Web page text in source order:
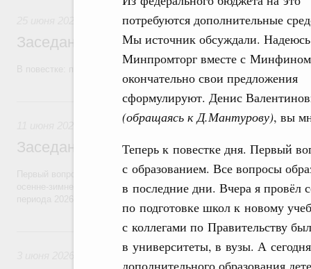
потребуются дополнительные
Мы источник обсуждали.
Минпромторг вместе с Минфином
окончательно свои предложения
сформулируют. Денис
(обращаясь к Д.Мантурову), вы
Теперь к повестке дня. Первый
с образованием. Все вопросы
в последние дни. Вчера я провёл
по подготовке школ к новому
с коллегами по Правительству
в университеты, в вузы. А
дополнительного образования
Заседание Правительства (2026 год,
В повестке: проекты федеральных законов, бюджетные
11 июня, четверг
Заседание Правительства (2026 год,
Первый вопрос повестки – об итогах прохождения предприятиями
осенне-зимнего периода 2025–2026 годов и задачах по подготовке
3 июня, среда